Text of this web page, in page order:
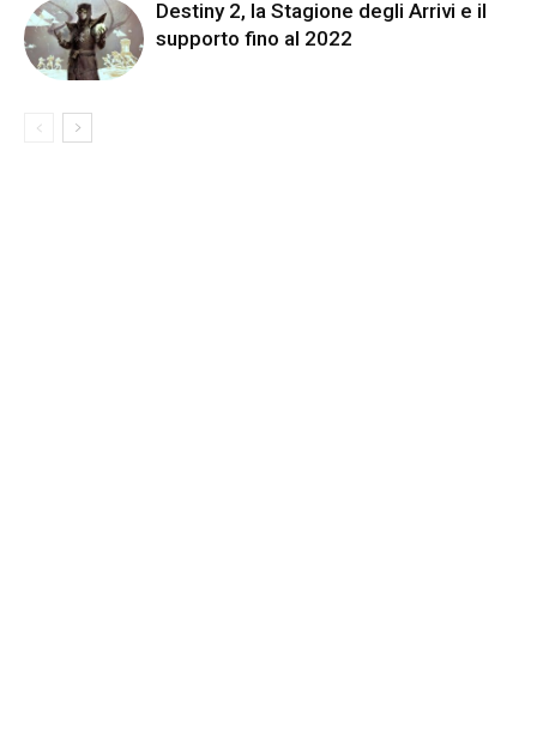
Destiny 2, la Stagione degli Arrivi e il
supporto fino al 2022